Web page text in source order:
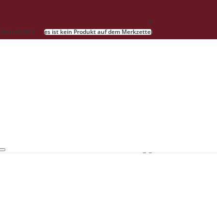
0,00 €
0
es ist kein Produkt auf dem Merkzettel